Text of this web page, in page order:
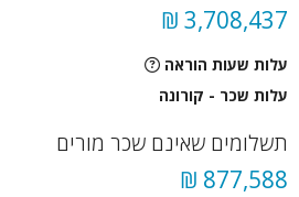
3,708,437 ₪
עלות שעות הוראה
עלות שכר - קורונה
תשלומים שאינם שכר מורים
877,588 ₪